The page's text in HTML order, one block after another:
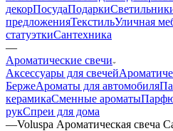
декорПосудаПодарки
предложенияТекстильУличная
статуэткиСантехника
—
Ароматические свечи
Аксессуары для свечей
БержеАроматы для автомобиля
керамикаСменные ароматы
рукСпреи для дома
—Voluspa Ароматическая свеча